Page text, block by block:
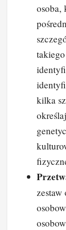
osoba,
kilka